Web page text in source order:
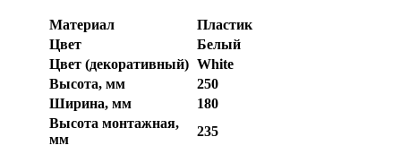
Материал
Пластик
Цвет
Белый
Цвет (декоративный) White
Высота, мм
250
Ширина, мм
180
Высота монтажная,
мм
235